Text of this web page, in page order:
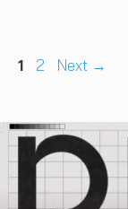
Page
1 Page
2 Next →